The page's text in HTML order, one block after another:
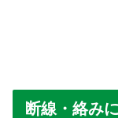
断線・絡み